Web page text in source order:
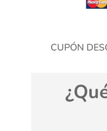
CUPÓN